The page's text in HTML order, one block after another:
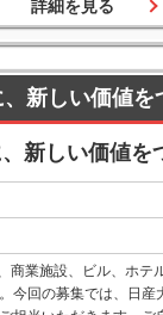
詳細を見る
新しい価値を
新しい価値を
商業施設、ビル、ホテ
今回の募集では、日産